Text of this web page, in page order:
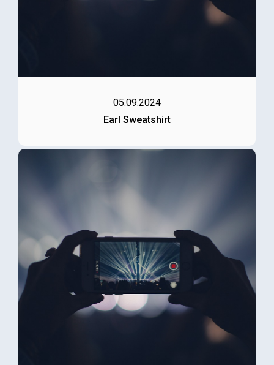
05.09.2024
Earl Sweatshirt